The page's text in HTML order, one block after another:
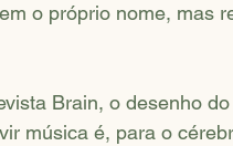
o próprio nome, mas
Brain, o desenho
música é, para o